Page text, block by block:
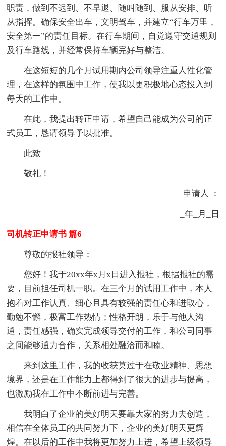
职责，做到不迟到、不早退、随叫随到、服从安排、听
从指挥。确保安全出车，文明驾车，并建立“行车万里，
安全第一”的责任目标。在行车期间，自觉遵守交通规则
及行车路线，并经常保持车辆完好与整洁。
在这短短的几个月试用期内公司领导注重人性化管
理，在这样的氛围中工作，使我以更积极地心态投入到
每天的工作中。
在此，我提出转正申请，希望自己能成为公司的正
式员工，恳请领导予以批准。
此致
敬礼！
申请人 ：
_年_月_日
司机转正申请书 篇6
尊敬的报社领导：
您好！我于20xx年x月x日进入报社，根据报社的需
要，目前担任司机一职。在三个月的试用工作中，本人
抱着对工作认真、细心且具有较强的责任心和进取心，
勤勉不懈，极富工作热情；性格开朗，乐于与他人沟
通，责任感强，确实完成领导交付的工作，和公司同事
之间能够通力合作，关系相处融洽而和睦。
来到这里工作，我的收获莫过于在敬业精神、 思想
境界，还是在工作能力上都得到了很大的进步与提高，
也激励我在工作中不断前进与完善。
我明白了企业的美好明天要靠大家的努力去创造，
相信在全体员工的共同努力下，企业的美好明天更辉
煌。在以后的工作中我将更加努力上进，希望上级领导